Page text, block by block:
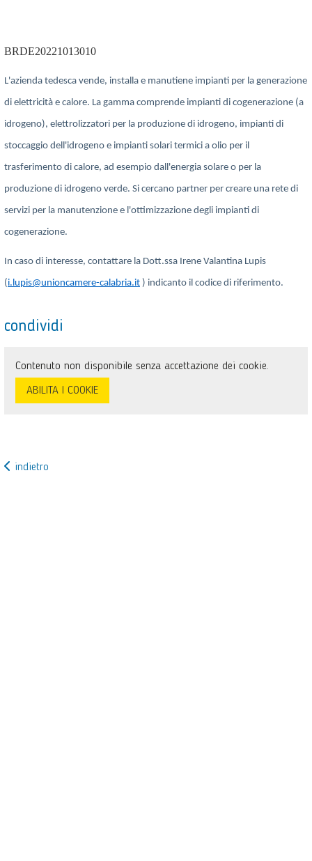
BRDE20221013010
L'azienda tedesca vende, installa e manutiene impianti per la generazione
di elettricità e calore. La gamma comprende impianti di cogenerazione (a
idrogeno), elettrolizzatori per la produzione di idrogeno, impianti di
stoccaggio dell'idrogeno e impianti solari termici a olio per il
trasferimento di calore, ad esempio dall'energia solare o per la
produzione di idrogeno verde. Si cercano partner per creare una rete di
servizi per la manutenzione e l'ottimizzazione degli impianti di
cogenerazione.
In caso di interesse, contattare la Dott.ssa Irene Valantina Lupis
( i.lupis@unioncamere-calabria.it ) indicanto il codice di riferimento.
condividi
Contenuto non disponibile senza accettazione dei cookie.
ABILITA I COOKIE
indietro